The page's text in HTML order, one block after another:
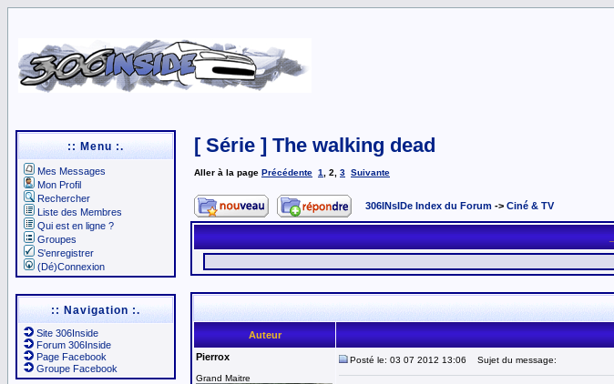
:: Menu :.
Mes Messages
Mon Profil
Rechercher
Liste des Membres
Qui est en ligne ?
Groupes
S'enregistrer
(Dé)Connexion
:: Navigation :.
Site 306Inside
Forum 306Inside
Page Facebook
Groupe Facebook
[ Série ] The walking dead
Aller à la page Précédente 1 2 3 Suivante
306INsIDe Index du Forum -> Ciné & TV
Auteur
Pierrox
Grand Maitre
Posté le: 03 07 2012 13:06 Sujet du message: